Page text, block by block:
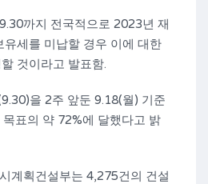
까지 전국적으로 2023년 재
세를 미납할 경우 이에 대한
것이라고 발표함.
을 2주 앞둔 9.18(월) 기준
표의 약 72%에 달했다고 밝
계획건설부는 4,275건의 건설